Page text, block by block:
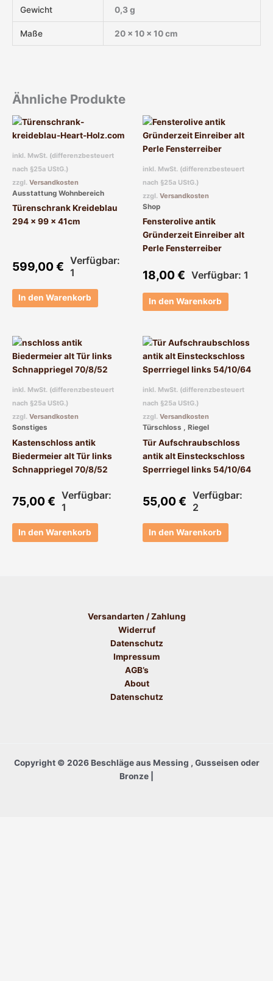
Gewicht 0,3 g
Maße 20 × 10 × 10 cm
Ähnliche Produkte
inkl. MwSt. (differenzbesteuert
nach §25a UStG.)
zzgl. Versandkosten
Ausstattung Wohnbereich
Türenschrank Kreideblau
294 x 99 x 41cm
599,00€ Verfügbar:
1
In den Warenkorb
inkl. MwSt. (differenzbesteuert
nach §25a UStG.)
zzgl. Versandkosten
Shop
Fensterolive antik
Gründerzeit Einreiber alt
Perle Fensterreiber
18,00€ Verfügbar: 1
In den Warenkorb
inkl. MwSt. (differenzbesteuert
nach §25a UStG.)
zzgl. Versandkosten
Sonstiges
Kastenschloss antik
Biedermeier alt Tür links
Schnappriegel 70/8/52
75,00€ Verfügbar:
1
In den Warenkorb
inkl. MwSt. (differenzbesteuert
nach §25a UStG.)
zzgl. Versandkosten
Türschloss , Riegel
Tür Aufschraubschloss
antik alt Einsteckschloss
Sperrriegel links 54/10/64
55,00€ Verfügbar:
2
In den Warenkorb
Versandarten / Zahlung
Widerruf
Datenschutz
Impressum
AGB’s
About
Datenschutz
Copyright © 2026 Beschläge aus Messing , Gusseisen oder
Bronze |